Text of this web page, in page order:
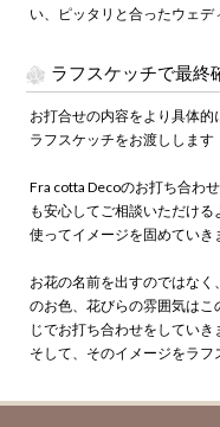
い、ピッタリと合ったウェデ
ラフスケッチで最終
お打合せの内容をより具体的
ラフスケッチをお渡しします
Fra cotta Decoのお打ち合わ
も安心してご相談いただけ
使ってイメージを固めていき
お花の名前を出すのではな
のお色、花びらの雰囲気は
じでお打ち合わせをしていき
そして、そのイメージをラフ